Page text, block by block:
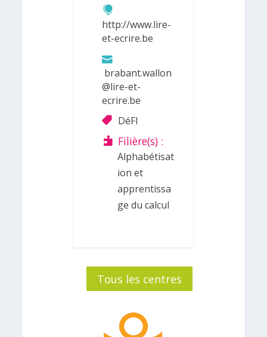
http://www.lire-
et-ecrire.be
brabant.wallon
@lire-et-
ecrire.be
DéFI
Filière(s) :
Alphabétisat
ion et
apprentissa
ge du calcul
Tous les centres